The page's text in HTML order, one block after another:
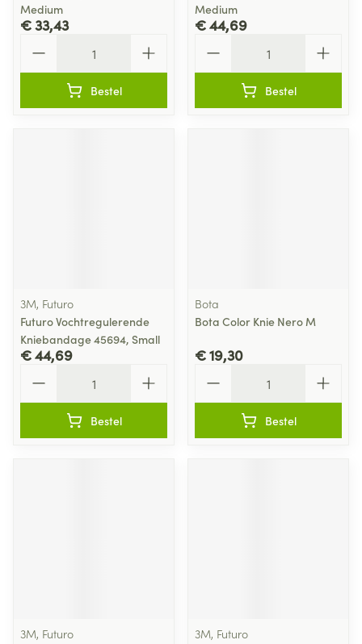
Medium
€ 33,43
Bestel
Medium
€ 44,69
Bestel
3M, Futuro
Futuro Vochtregulerende
Kniebandage 45694, Small
€ 44,69
Bestel
Bota
Bota Color Knie Nero M
€ 19,30
Bestel
3M, Futuro
3M, Futuro